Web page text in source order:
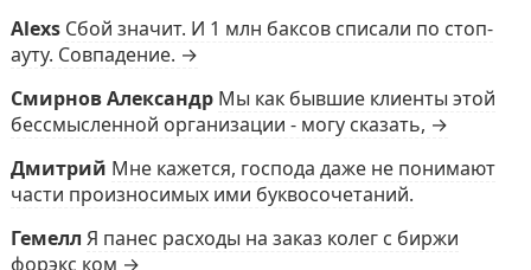
Alexs Сбой значит. И 1 млн баксов списали по стоп-
ауту. Совпадение. →
Смирнов Александр Мы как бывшие клиенты этой
бессмысленной организации - могу сказать, →
Дмитрий Мне кажется, господа даже не понимают
части произносимых ими буквосочетаний.
Гемелл Я панес расходы на заказ колег с биржи
форэкс ком →